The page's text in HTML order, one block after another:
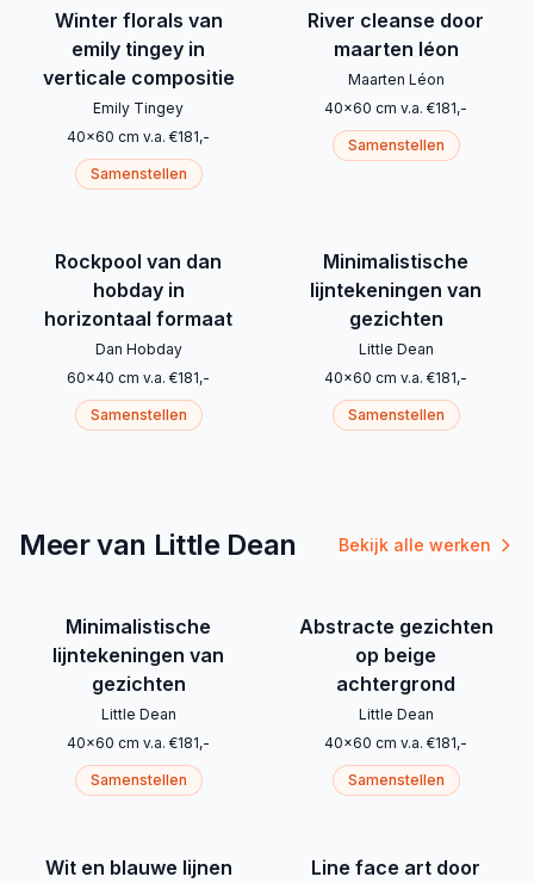
Winter florals van
emily tingey in
verticale compositie
Emily Tingey
40x60 cm v.a. €181,-
Samenstellen
River cleanse door
maarten léon
Maarten Léon
40x60 cm v.a. €181,-
Samenstellen
Rockpool van dan
hobday in
horizontaal formaat
Dan Hobday
60x40 cm v.a. €181,-
Samenstellen
Minimalistische
lijntekeningen van
gezichten
Little Dean
40x60 cm v.a. €181,-
Samenstellen
Meer van Little Dean Bekijk alle werken
Minimalistische
lijntekeningen van
gezichten
Little Dean
40x60 cm v.a. €181,-
Samenstellen
Abstracte gezichten
op beige
achtergrond
Little Dean
40x60 cm v.a. €181,-
Samenstellen
Wit en blauwe lijnen
Line face art door